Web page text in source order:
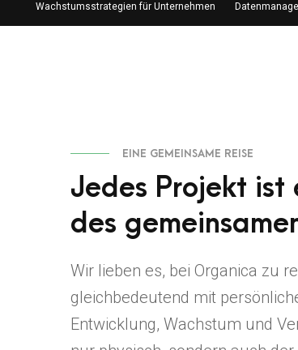
Wachstumsstrategien für Unternehmen
EINE GEMEINSAME REISE
Jedes Projekt ist
des
Wir lieben es, bei Organica zu
gleichbedeutend mit
Entwicklung, Wachstum und